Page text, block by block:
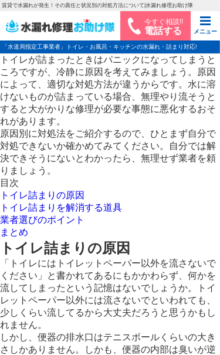
賃貸で水漏れが発生！その責任と状況別の対処方法について|水漏れ修理お助け隊
今すぐ相談!!
電話する メニュー
「水道局指定工事業者」トイレ・お風呂・キッチンの水漏れ・詰まり対応!
トイレが詰まったときはパニックになってしまうと
ころですが、冷静に原因を考えてみましょう。原因
によって、適切な対処方法が違うからです。水に溶
けないものが詰まっている場合、無理やり流そうと
すると大がかりな修理が必要な事態に悪化するおそ
れがあります。
原因別に対処法をご紹介するので、ひとまず自分で
対処できないか確かめてみてください。自分では解
決できそうにないとわかったら、無理せず業者を頼
りましょう。
目次
トイレ詰まりの原因
トイレ詰まりを解消する道具
業者選びのポイント
まとめ
トイレ詰まりの原因
「トイレにはトイレットペーパー以外を流さないで
ください」と書かれてあるにもかかわらず、何かを
流してしまったという記憶はないでしょうか。トイ
レットペーパー以外には流さないでといわれても、
少しくらい流してるから大丈夫だろうと思うかもし
れません。
しかし、便器の排水口はテニスボールくらいの大き
さしかありません。しかも、便器の内部は臭いが逆